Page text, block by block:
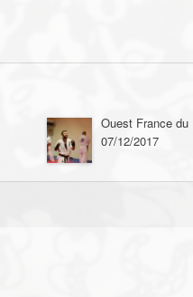
Ouest France du
07/12/2017